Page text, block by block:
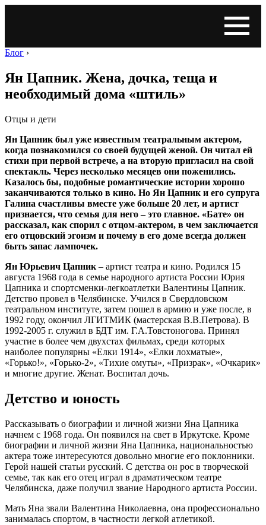
Блог ›
Ян Цапник. Жена, дочка, теща и
необходимый дома «штиль»
Отцы и дети
Ян Цапник был уже известным театральным актером,
когда познакомился со своей будущей женой. Он читал ей
стихи при первой встрече, а на вторую пригласил на свой
спектакль. Через несколько месяцев они поженились.
Казалось бы, подобные романтические истории хорошо
заканчиваются только в кино. Но Ян Цапник и его супруга
Галина счастливы вместе уже больше 20 лет, и артист
признается, что семья для него – это главное. «Бате» он
рассказал, как спорил с отцом-актером, в чем заключается
его отцовский эгоизм и почему в его доме всегда должен
быть запас лампочек.
Ян Юрьевич Цапник – артист театра и кино. Родился 15
августа 1968 года в семье народного артиста России Юрия
Цапника и спортсменки-легкоатлетки Валентины Цапник.
Детство провел в Челябинске. Учился в Свердловском
театральном институте, затем пошел в армию и уже после, в
1992 году, окончил ЛГИТМИК (мастерская В.В.Петрова). В
1992-2005 г. служил в БДТ им. Г.А.Товстоногова. Принял
участие в более чем двухстах фильмах, среди которых
наиболее популярны «Елки 1914», «Елки лохматые»,
«Горько!», «Горько-2», «Тихие омуты», «Призрак», «Очкарик»
и многие другие. Женат. Воспитал дочь.
Детство и юность
Рассказывать о биографии и личной жизни Яна Цапника
начнем с 1968 года. Он появился на свет в Иркутске. Кроме
биографии и личной жизни Яна Цапника, национальностью
актера тоже интересуются довольно многие его поклонники.
Герой нашей статьи русский. С детства он рос в творческой
семье, так как его отец играл в драматическом театре
Челябинска, даже получил звание Народного артиста России.
Мать Яна звали Валентина Николаевна, она профессионально
занималась спортом, в частности легкой атлетикой.